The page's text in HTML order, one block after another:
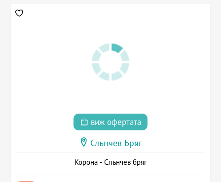
виж офертата
Слънчев Бряг
Корона - Слънчев бряг